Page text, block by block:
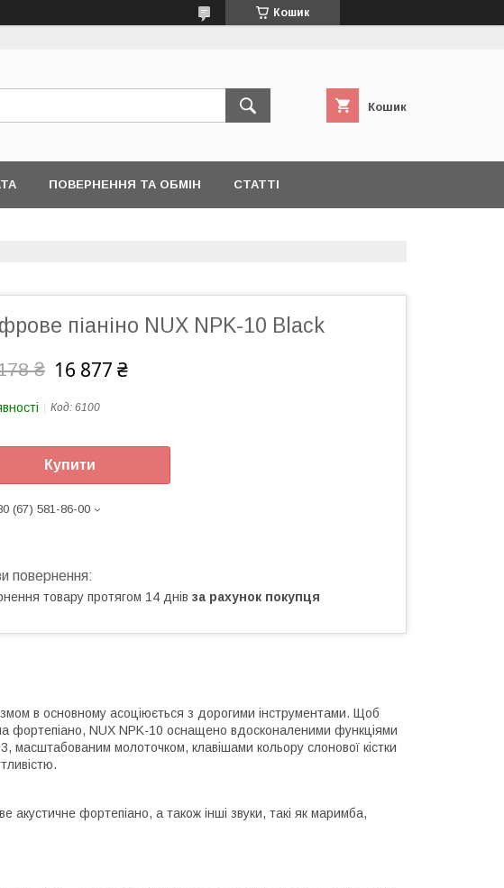
Кошик
Кошик
ПОВЕРНЕННЯ ТА ОБМІН СТАТТІ
піаніно NUX NPK-10 Black
₴ 16 877 ₴
Код: 6100
Купити
(67) 581-86-00
товару протягом 14 днів за рахунок покупця
в основному асоціюється з дорогими інструментами. Щоб
фортепіано, NUX NPK-10 оснащено вдосконаленими функціями
масштабованим молоточком, клавішами кольору слонової кістки
акустичне фортепіано, а також інші звуки, такі як маримба,